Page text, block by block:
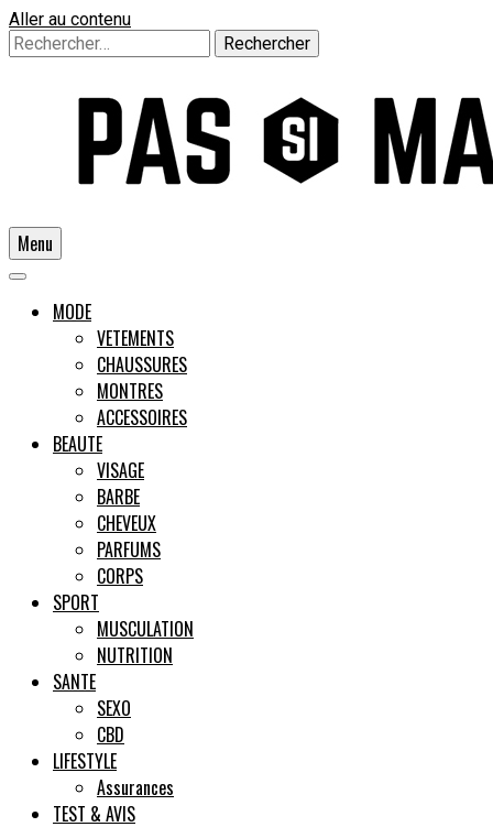
Aller au contenu
Rechercher :
Pas si
Male
Un guide pour l'homme moderne
Menu
MODE
VETEMENTS
CHAUSSURES
MONTRES
ACCESSOIRES
BEAUTE
VISAGE
BARBE
CHEVEUX
PARFUMS
CORPS
SPORT
MUSCULATION
NUTRITION
SANTE
SEXO
CBD
LIFESTYLE
Assurances
TEST & AVIS